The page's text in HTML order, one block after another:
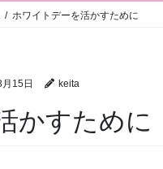
ホワイトデーを活かすために
15日 keita
かすために